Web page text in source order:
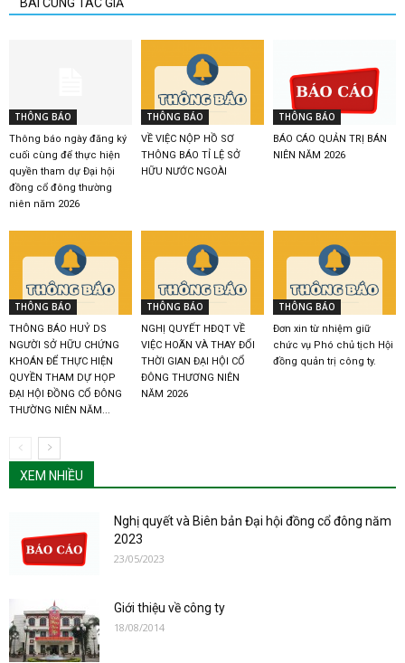
THÔNG BÁO
Thông báo ngày đăng ký
cuối cùng để thực hiện
quyền tham dự Đại hội
đồng cổ đông thường
niên năm 2026
THÔNG BÁO
VỀ VIỆC NỘP HỒ SƠ
THÔNG BÁO TỈ LỆ SỞ
HỮU NƯỚC NGOÀI
THÔNG BÁO
BÁO CÁO QUẢN TRỊ BÁN
NIÊN NĂM 2026
THÔNG BÁO
THÔNG BÁO HUỶ DS
NGƯỜI SỞ HỮU CHỨNG
KHOÁN ĐỂ THỰC HIỆN
QUYỀN THAM DỰ HỌP
ĐẠI HỘI ĐỒNG CỔ ĐÔNG
THƯỜNG NIÊN NĂM...
THÔNG BÁO
NGHỊ QUYẾT HĐQT VỀ
VIỆC HOÃN VÀ THAY ĐỔI
THỜI GIAN ĐẠI HỘI CỔ
ĐÔNG THƯƠNG NIÊN
NĂM 2026
THÔNG BÁO
Đơn xin từ nhiệm giữ
chức vụ Phó chủ tịch Hội
đồng quản trị công ty.
XEM NHIỀU
Nghị quyết và Biên bản Đại hội đồng cổ đông năm
2023
23/05/2023
Giới thiệu về công ty
18/08/2014